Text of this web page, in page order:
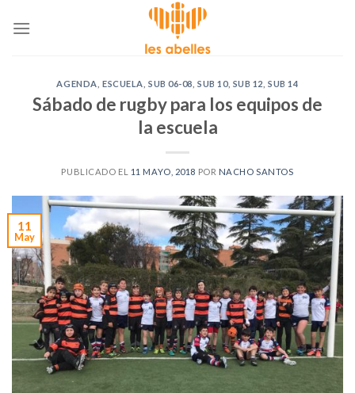
AGENDA ESCUELA SUB 06-08 ,SUB 10, SUB 12 ,SUB 14
Sábado de rugby para los equipos de
la escuela
PUBLICADO EL 11 MAYO, 2018 POR NACHO SANTOS
11
May